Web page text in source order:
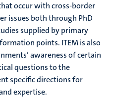
occur with cross-border
issues both through PhD
supplied by primary
points. ITEM is also
awareness of certain
questions to the
specific directions for
expertise.